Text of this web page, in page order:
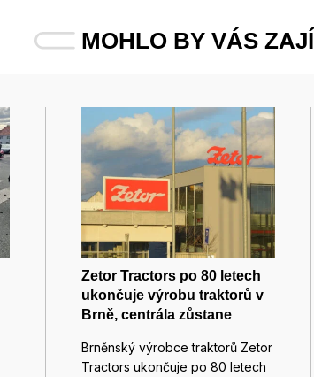
MOHLO BY VÁS
Zetor Tractors po 80 letech
ukončuje výrobu traktorů v
Brně, centrála zůstane
Brněnský výrobce traktorů Zetor
Tractors ukončuje po 80 letech